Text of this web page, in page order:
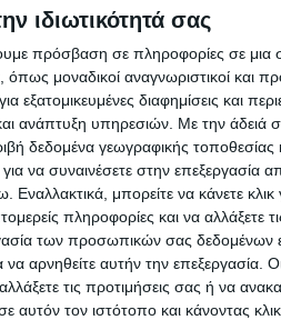
ιδιωτικότητά σας
πρόσβαση σε πληροφορίες σε
μοναδικοί αναγνωριστικοί και
διαφημίσεις και
ανάπτυξη υπηρεσιών. Με την άδειά
δεδομένα γεωγραφικής τοποθεσίας
να συναινέσετε στην επεξεργασία
μπορείτε να κάνετε κλικ
πληροφορίες και να αλλάξετε
των προσωπικών σας δεδομένων
αρνηθείτε αυτήν την επεξεργασία.
τις προτιμήσεις σας ή να
τον ιστότοπο και κάνοντας
1:46,615
1:46,648
1:46,651
1:46,706
1:46,856
1:46,898
1:46,915
1:46,953
1:46,974